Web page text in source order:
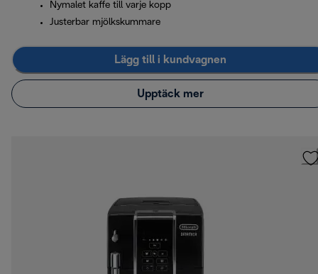
Nymalet kaffe till varje kopp
Justerbar mjölkskummare
Lägg till i kundvagnen
Upptäck mer